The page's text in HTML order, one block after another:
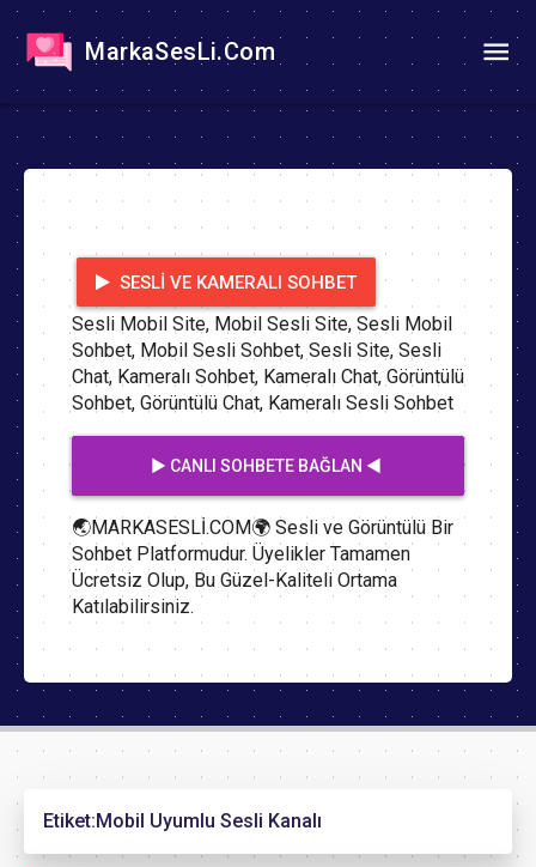
MarkaSesLi.Com
SESLI VE KAMERALI SOHBET
Sesli Mobil Site, Mobil Sesli Site, Sesli Mobil
Sohbet, Mobil Sesli Sohbet, Sesli Site, Sesli
Chat, Kameralı Sohbet, Kameralı Chat, Görüntülü
Sohbet, Görüntülü Chat, Kameralı Sesli Sohbet
▶️ CANLI SOHBETE BAĞLAN ◀️
🌏MARKASESLİ.COM🌍 Sesli ve Görüntülü Bir
Sohbet Platformudur. Üyelikler Tamamen
Ücretsiz Olup, Bu Güzel-Kaliteli Ortama
Katılabilirsiniz.
Etiket:Mobil Uyumlu Sesli Kanalı